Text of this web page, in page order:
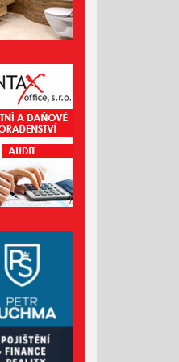
Valašska patří mezi nejlepší
dřevostavby Evropy
ve Valašských Kloboukách je
už hotová
Červenec 2026
Červen 2026
Květen 2026
Duben 2026
Březen 2026